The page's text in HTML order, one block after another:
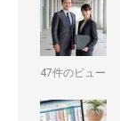
47件のビュー